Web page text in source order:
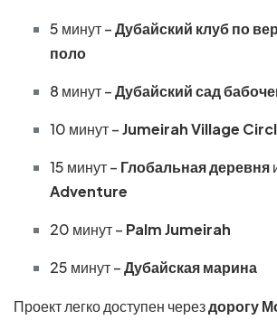
5 минут –Дубайский клуб по
поло
8 минут –Дубайский сад
10 минут –Jumeirah Village
15 минут – Глобальная деревня
Adventure
20 минут – Palm Jumeirah
25 минут –Дубайская марина
Проект легко доступен черездорогу